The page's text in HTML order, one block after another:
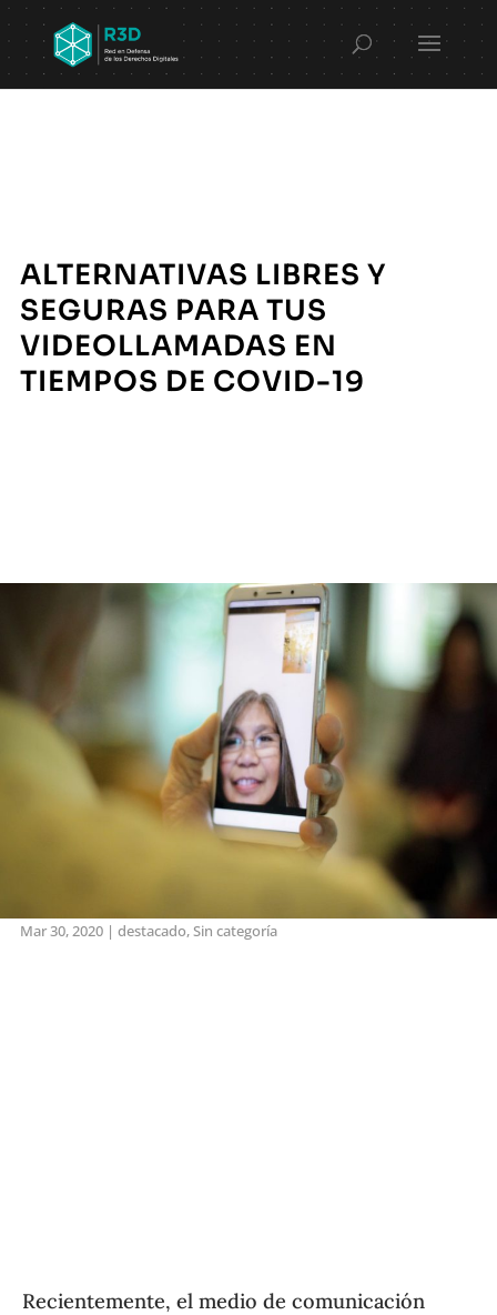
ALTERNATIVAS LIBRES Y
SEGURAS PARA TUS
VIDEOLLAMADAS EN
TIEMPOS DE COVID-19
Mar 30, 2020| destacado,Sin categoría
Recientemente, el medio de comunicación